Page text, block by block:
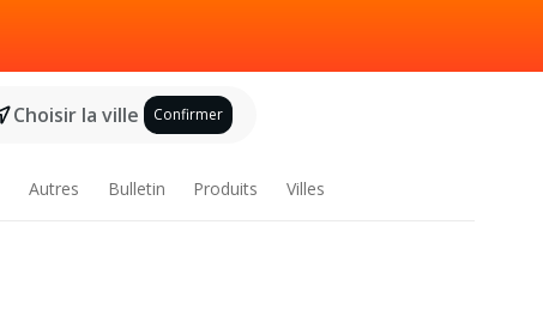
Choisir la ville Confirmer
Autres Bulletin Produits Villes